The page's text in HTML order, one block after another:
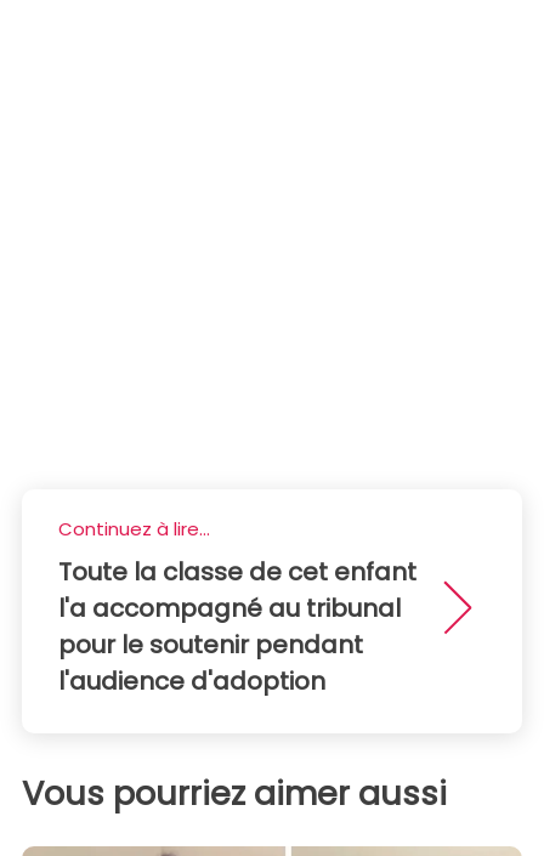
Continuez à lire...
Toute la classe de cet enfant
l'a accompagné au tribunal
pour le soutenir pendant
l'audience d'adoption
Vous pourriez aimer aussi